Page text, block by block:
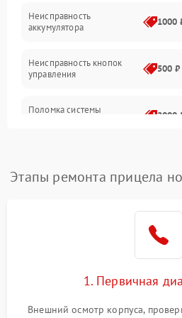
Неисправность
аккумулятора
1000
Неисправность кнопок
управления
500 ₽
Поломка системы
2000
1000 ₽
Повреждение системы
1000
Этапы ремонта прицела
1. Первичная
Внешний осмотр корпуса,